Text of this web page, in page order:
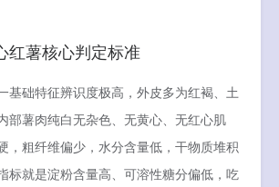
红薯核心判定标准
基础特征辨识度极高，外皮多为红褐、土
部薯肉纯白无杂色、无黄心、无红心肌
，粗纤维偏少，水分含量低，干物质堆积
标就是淀粉含量高、可溶性糖分偏低，吃